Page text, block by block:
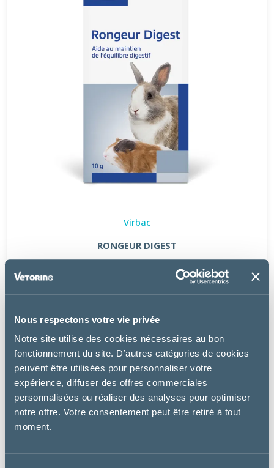
Nous respectons votre vie privée
Notre site utilise des cookies nécessaires au bon
fonctionnement du site. D’autres catégories de cookies
peuvent être utilisées pour personnaliser votre
expérience, diffuser des offres commerciales
personnalisées ou réaliser des analyses pour optimiser
notre offre. Votre consentement peut être retiré à tout
moment.
Virbac
RONGEUR DIGEST